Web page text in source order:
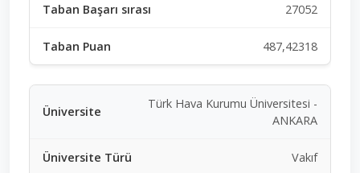
27052
487,42318
Türk Hava Kurumu Üniversitesi -
ANKARA
Vakıf